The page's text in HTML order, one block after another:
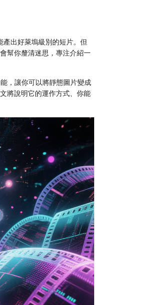
出好萊塢級別的短片。但
幫你釐清迷思，專注介紹一
，讓你可以將靜態圖片變成
將說明它的運作方式、你能